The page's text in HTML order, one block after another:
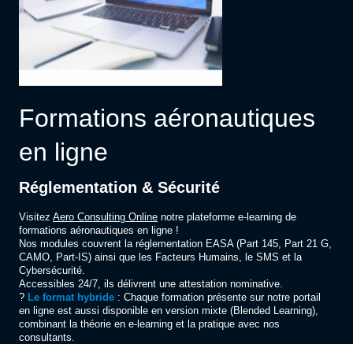
Formations aéronautiques
en ligne
Réglementation & Sécurité
Visitez Aero Consulting Online notre plateforme e‑learning de
formations aéronautiques en ligne !
Nos modules couvrent la réglementation EASA (Part 145, Part 21 G,
CAMO, Part-IS) ainsi que les Facteurs Humains, le SMS et la
Cybersécurité.
Accessibles 24/7, ils délivrent une attestation nominative.
?️ Le format hybride : Chaque formation présente sur notre portail
en ligne est aussi disponible en version mixte (Blended Learning),
combinant la théorie en e‑learning et la pratique avec nos
consultants.